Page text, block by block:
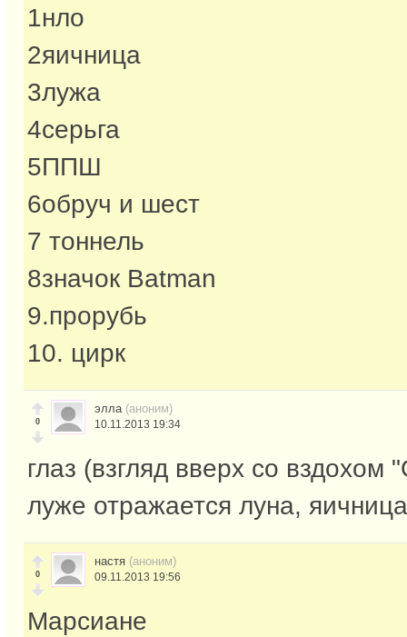
1нло
2яичница
3лужа
4серьга
5ППШ
6обруч и шест
7 тоннель
8значок Batman
9.прорубь
10. цирк
0
элла (аноним)
10.11.2013 19:34
глаз (взгляд вверх со вздохом
луже отражается луна,
0
настя (аноним)
09.11.2013 19:56
Марсиане